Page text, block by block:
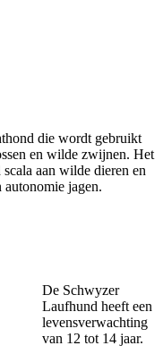
die wordt gebruikt
en wilde zwijnen. Het
aan wilde dieren en
jagen.
De Schwyzer
Laufhund heeft een
levensverwachting
van 12 tot 14 jaar.